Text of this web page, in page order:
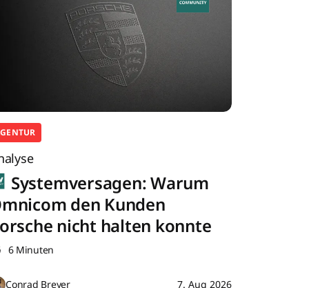
Systemversagen: Warum
den Kunden
nicht halten konnte
6 Minuten
Conrad Breyer 7. Aug 2026